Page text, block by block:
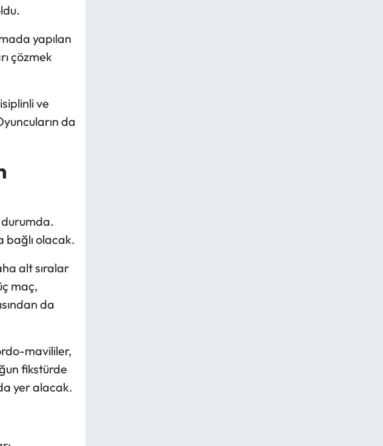
yapılan
çözmek
ve
da
durumda.
bağlı olacak.
alt sıralar
maç,
da
mavililer,
fikstürde
yer alacak.